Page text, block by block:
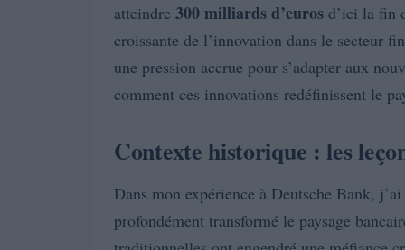
atteindre 300 milliards d’euros d’ici la fin
croissante de l’innovation dans le secteur
une pression accrue pour s’adapter aux
comment ces innovations redéfinissent le
Contexte historique : les
Dans mon expérience à Deutsche Bank,
profondément transformé le paysage